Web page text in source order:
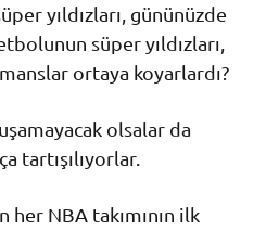
yıldızları, gününüzde
süper yıldızları,
ortaya koyarlardı?
olsalar da
tartışılıyorlar.
NBA takımının ilk